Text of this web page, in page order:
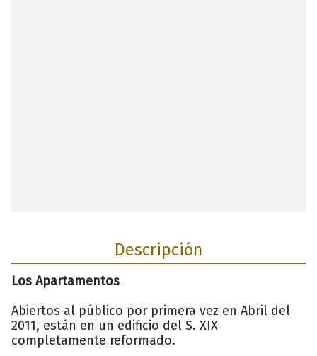
Descripción
Los Apartamentos
Abiertos al público por primera vez en Abril del
2011, están en un edificio del S. XIX
completamente reformado.